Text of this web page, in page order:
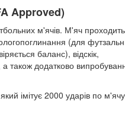
Approved)
м'ячів. М'яч проходить
(для
баланс), відскік,
а також додатково
імітує 2000 ударів по м'ячу